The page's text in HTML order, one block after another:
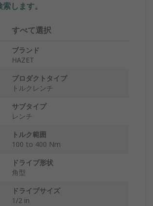
します。
すべて選択
ブランド
HAZET
プロダクトタイプ
トルクレンチ
サブタイプ
レンチ
トルク範囲
100 to 400 Nm
ドライブ形状
角型
ドライブサイズ
1/2 in